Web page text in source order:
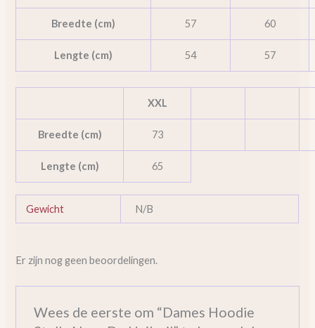
Breedte (cm) 57 60
Lengte (cm) 54 57
XXL
Breedte (cm) 73
Lengte (cm) 65
Gewicht N/B
Er zijn nog geen beoordelingen.
Wees de eerste om “Dames Hoodie